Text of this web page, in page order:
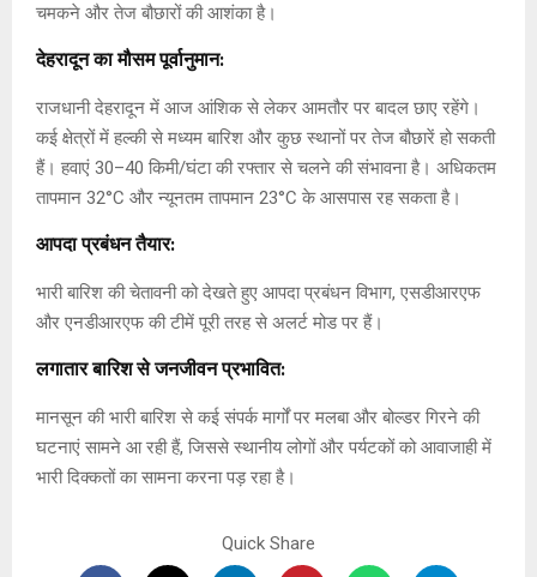
चमकने और तेज बौछारों की आशंका है।
देहरादून का मौसम पूर्वानुमान:
राजधानी देहरादून में आज आंशिक से लेकर आमतौर पर बादल छाए रहेंगे।
कई क्षेत्रों में हल्की से मध्यम बारिश और कुछ स्थानों पर तेज बौछारें हो सकती
हैं। हवाएं 30–40 किमी/घंटा की रफ्तार से चलने की संभावना है। अधिकतम
तापमान 32°C और न्यूनतम तापमान 23°C के आसपास रह सकता है।
आपदा प्रबंधन तैयार:
भारी बारिश की चेतावनी को देखते हुए आपदा प्रबंधन विभाग, एसडीआरएफ
और एनडीआरएफ की टीमें पूरी तरह से अलर्ट मोड पर हैं।
लगातार बारिश से जनजीवन प्रभावित:
मानसून की भारी बारिश से कई संपर्क मार्गों पर मलबा और बोल्डर गिरने की
घटनाएं सामने आ रही हैं, जिससे स्थानीय लोगों और पर्यटकों को आवाजाही में
भारी दिक्कतों का सामना करना पड़ रहा है।
Quick Share